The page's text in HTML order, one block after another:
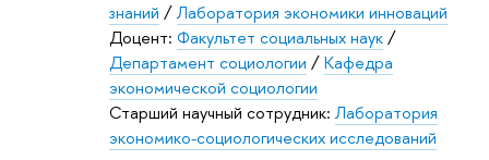
знаний /Лаборатория экономики инноваций
Доцент: Факультет социальных наук/
Департамент социологии /Кафедра
экономической социологии
Старший научный сотрудник: Лаборатория
экономико-социологических исследований